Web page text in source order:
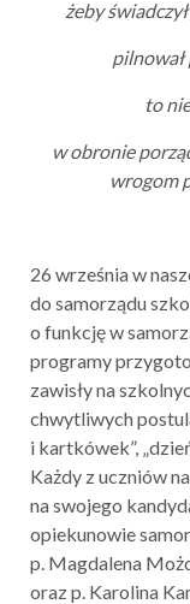
żeby
pilnował
to
w obronie
wrogom
26 września w
do samorządu
o funkcję w
programy
zawisły na
chwytliwych
i kartkówek”,
Każdy z uczniów
na swojego
opiekunowie
p. Magdalena
oraz p. Karolina